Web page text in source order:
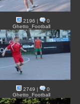
2196 |
0
Ghetto_Football
2749 |
0
Ghetto_Football